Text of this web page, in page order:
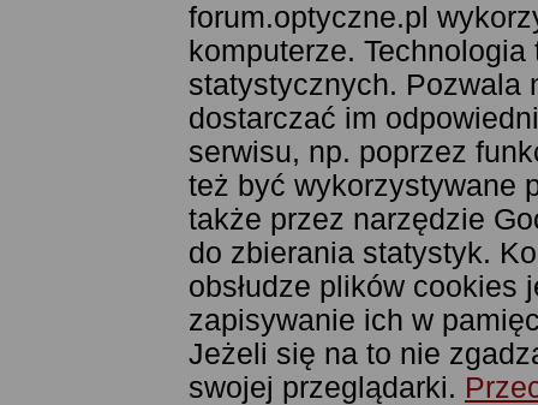
forum.optyczne.pl
komputerze.
statystycznych. Pozwala
dostarczać im
serwisu, np. poprzez
też być wykorzystywane
także przez narzędzie
do zbierania statystyk.
obsłudze plików cookies
zapisywanie ich w
Jeżeli się na to nie
swojej przeglądarki.